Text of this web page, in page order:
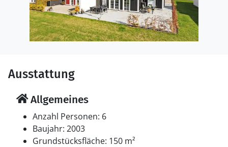
Ausstattung
Allgemeines
Anzahl Personen: 6
Baujahr: 2003
Grundstücksfläche: 150 m²